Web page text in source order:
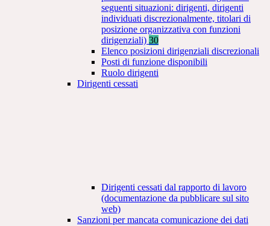
seguenti situazioni: dirigenti, dirigenti
individuati discrezionalmente, titolari di
posizione organizzativa con funzioni
dirigenziali) 30
Elenco posizioni dirigenziali discrezionali
Posti di funzione disponibili
Ruolo dirigenti
Dirigenti cessati
Dirigenti cessati dal rapporto di lavoro
(documentazione da pubblicare sul sito
web)
Sanzioni per mancata comunicazione dei dati